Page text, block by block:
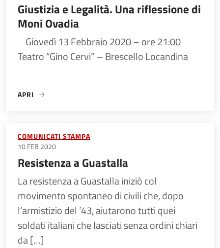
Giustizia e Legalità. Una riflessione di
Moni Ovadia
Giovedì 13 Febbraio 2020 – ore 21:00
Teatro “Gino Cervi” – Brescello Locandina
APRI
«GIUSTIZIA E LEGALITÀ. UNA RIFLESSIONE DI MONI
COMUNICATI STAMPA
10 FEB 2020
Resistenza a Guastalla
La resistenza a Guastalla iniziò col
movimento spontaneo di civili che, dopo
l’armistizio del ’43, aiutarono tutti quei
soldati italiani che lasciati senza ordini chiari
da […]